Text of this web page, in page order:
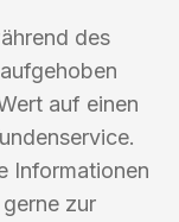
des
auf einen
Informationen
zur